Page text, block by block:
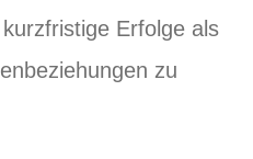
Erfolge als
zu